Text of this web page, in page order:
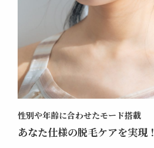
性別や年齢に合わせたモード搭載
あなた仕様の脱毛ケアを実現！